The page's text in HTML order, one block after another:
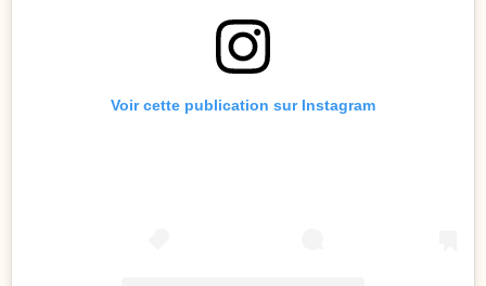
Voir cette publication sur Instagram